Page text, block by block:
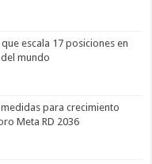
escala 17 posiciones en
mundo
para crecimiento
Meta RD 2036